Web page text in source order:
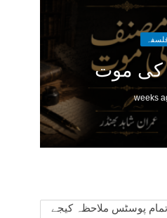
موت
تمام پوسٹس ملاحظہ کیجے